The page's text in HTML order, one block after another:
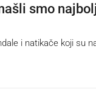
smo
i natikače koji su